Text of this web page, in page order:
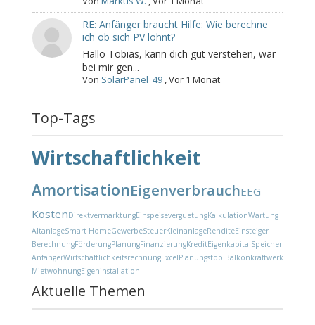
RE: Anfänger braucht Hilfe: Wie berechne
ich ob sich PV lohnt?
Hallo Tobias, kann dich gut verstehen, war
bei mir gen...
Von SolarPanel_49 ,Vor 1 Monat
Top-Tags
Wirtschaftlichkeit
AmortisationEigenverbrauchEEG
KostenDirektvermarktungEinspeiseverguetungKalkulationWartung
AltanlageSmart HomeGewerbeSteuerKleinanlageRenditeEinsteiger
BerechnungFörderungPlanungFinanzierungKreditEigenkapitalSpeicher
AnfängerWirtschaftlichkeitsrechnungExcelPlanungstoolBalkonkraftwerk
MietwohnungEigeninstallation
Aktuelle Themen